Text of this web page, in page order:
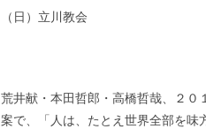
日）立川教会
荒井献・本田哲郎・高橋哲哉、２
で、「人は、たとえ世界全部を